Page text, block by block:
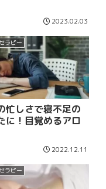
2023.02.03
ラピー
忙しさで寝不足の
に！目覚めるアロ
2022.12.11
ラピー